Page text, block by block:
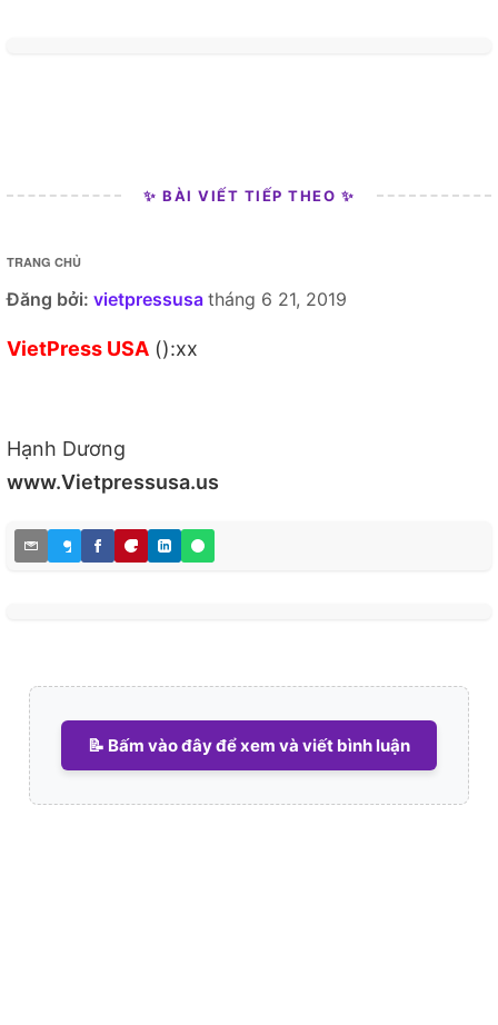
✨ BÀI VIẾT TIẾP THEO ✨
TRANG CHỦ
Đăng bởi: vietpressusa tháng 6 21, 2019
VietPress USA ():xx
Hạnh Dương
www.Vietpressusa.us
📝 Bấm vào đây để xem và viết bình luận